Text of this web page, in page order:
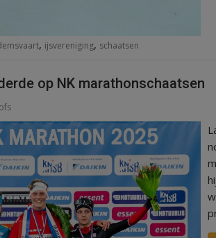
, ijsvereniging, schaatsen
op NK marathonschaatsen